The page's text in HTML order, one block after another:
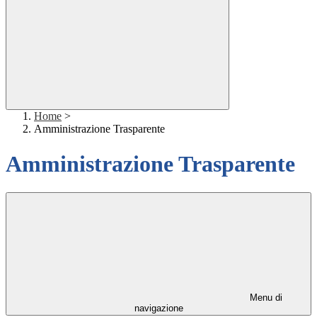
Home >
Amministrazione Trasparente
Amministrazione Trasparente
Menu di
navigazione